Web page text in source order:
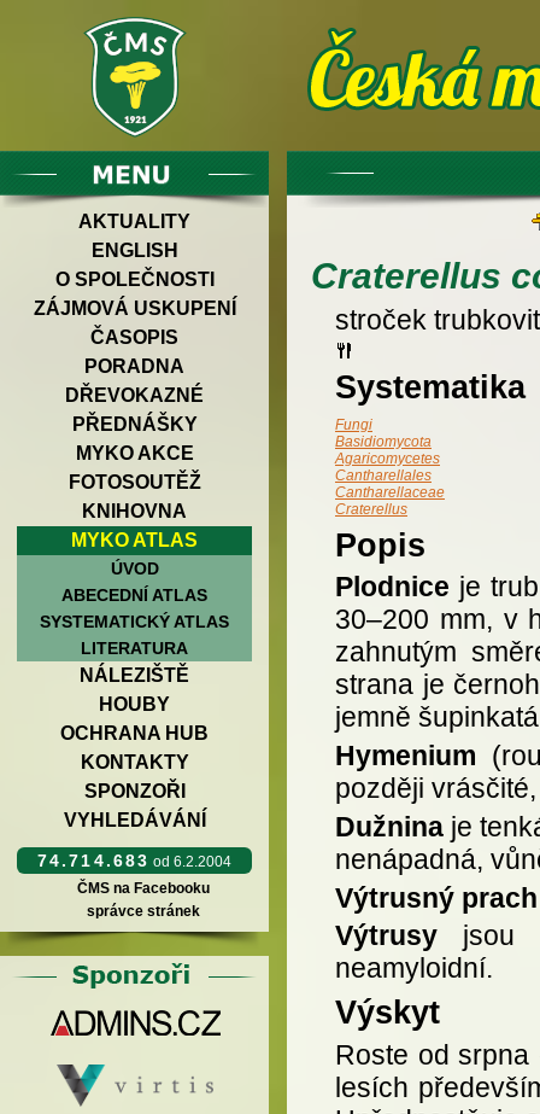
AKTUALITY
ENGLISH
O SPOLEČNOSTI
ZÁJMOVÁ USKUPENÍ
ČASOPIS
PORADNA
DŘEVOKAZNÉ
PŘEDNÁŠKY
MYKO AKCE
FOTOSOUTĚŽ
KNIHOVNA
MYKO ATLAS
ÚVOD
ABECEDNÍ ATLAS
SYSTEMATICKÝ ATLAS
LITERATURA
NÁLEZIŠTĚ
HOUBY
OCHRANA HUB
KONTAKTY
SPONZOŘI
VYHLEDÁVÁNÍ
74.714.683 od 6.2.2004
ČMS na Facebooku
správce stránek
Craterellus
stroček
Systematika
Fungi
Basidiomycota
Agaricomycetes
Cantharellales
Cantharellaceae
Craterellus
Popis
Plodnice je
30–200 mm, v
zahnutým
strana je
jemně
Hymenium
později
Dužnina je
nenápadná,
Výtrusný prach
Výtrusy jsou
neamyloidní.
Výskyt
Roste od
lesích